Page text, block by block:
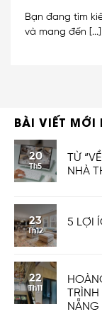
Bạn đang tìm
và mang đến [...]
BÀI VIẾT MỚI
20
Th5
TỪ
NHÀ
23
Th12
5 LỢI
22
Th11
NẴNG